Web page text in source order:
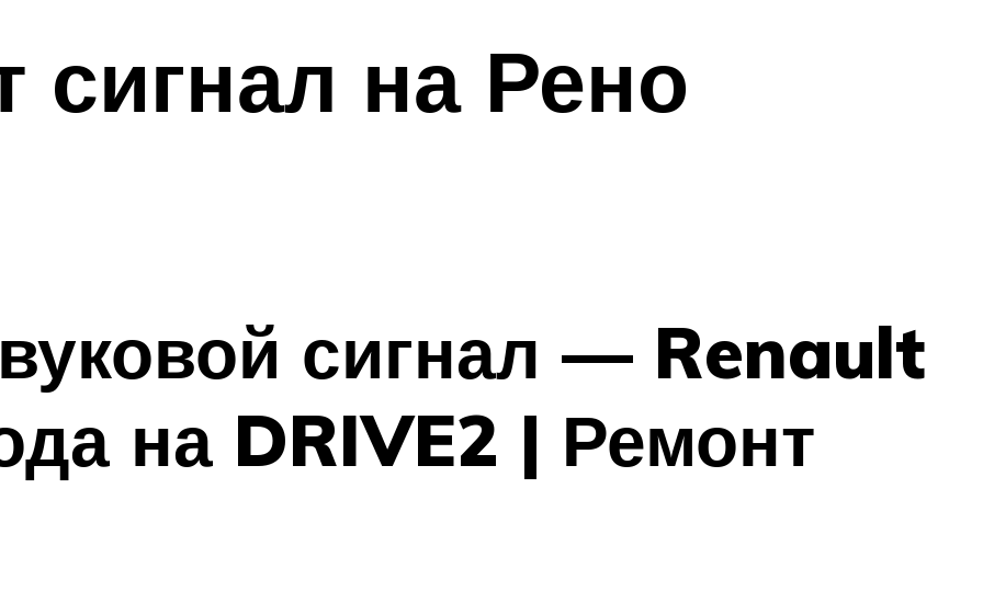
сигнал на Рено
сигнал — Renault
на DRIVE2 | Ремонт